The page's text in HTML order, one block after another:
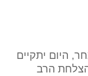
היום יתקיים
הרב